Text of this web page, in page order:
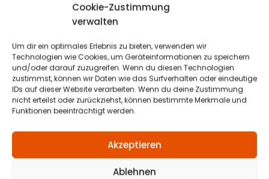
Cookie-Zustimmung
verwalten
Um dir ein optimales Erlebnis zu bieten, verwenden wir
Technologien wie Cookies, um Geräteinformationen zu speichern
und/oder darauf zuzugreifen. Wenn du diesen Technologien
zustimmst, können wir Daten wie das Surfverhalten oder eindeutige
IDs auf dieser Website verarbeiten. Wenn du deine Zustimmung
nicht erteilst oder zurückziehst, können bestimmte Merkmale und
Funktionen beeinträchtigt werden.
Akzeptieren
Ablehnen
Lederlook – Kunstleder
Beschichtung: 60% PCV, 40% Polyester (PES)
Antarrlook-Wildlederoptik
100% Polyester (PES)
Velour & Textillook
100% Polyester (PES)